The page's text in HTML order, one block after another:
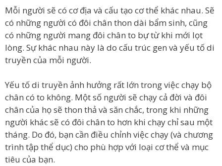
Mỗi người sẽ có cơ địa và cấu tạo cơ thể khác nhau. Sẽ
có những người có đôi chân thon dài bẩm sinh, cũng
có những người mang đôi chân to bự từ khi mới lọt
lòng. Sự khác nhau này là do cấu trúc gen và yếu tố di
truyền của mỗi người.
Yếu tố di truyền ảnh hưởng rất lớn trong việc chạy bộ
chân có to không. Một số người sẽ chạy cả đời và đôi
chân của họ sẽ thon thả và săn chắc, trong khi những
người khác sẽ có đôi chân to hơn khi chạy chỉ sau một
tháng. Do đó, bạn cần điều chỉnh việc chạy (và chương
trình tập thể dục) cho phù hợp với loại cơ thể và mục
tiêu của bạn.